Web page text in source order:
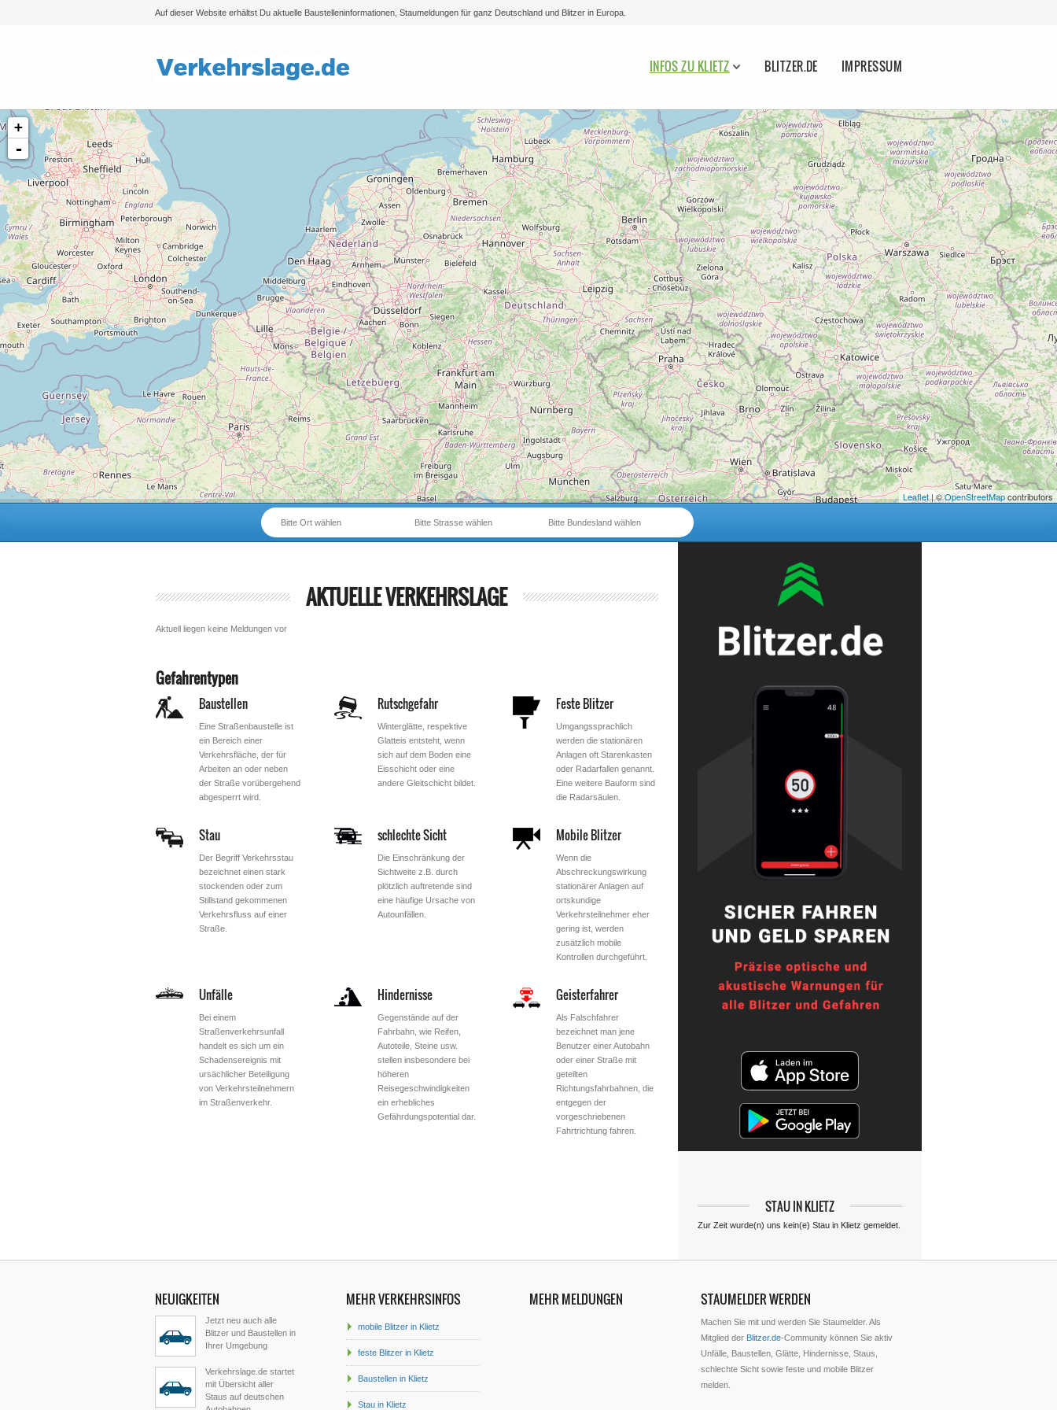
Auf dieser Website erhältst Du aktuelle Baustelleninformationen, Staumeldungen für ganz Deutschland und Blitzer in Europa.
Bitte auswählen
INFOS ZU KLIETZ BLITZER.DE IMPRESSUM
+
-
Leaflet| ©OpenStreetMapcontributors
Bitte Bundesland wählen
Bitte Strasse wählen
Bitte Ort wählen
AKTUELLE VERKEHRSLAGE
Aktuell liegen keine Meldungen vor
Gefahrentypen
Baustellen
Eine Straßenbaustelle ist
ein Bereich einer
Verkehrsfläche, der für
Arbeiten an oder neben
der Straße vorübergehend
abgesperrt wird.
Rutschgefahr
Winterglätte, respektive
Glatteis entsteht, wenn
sich auf dem Boden eine
Eisschicht oder eine
andere Gleitschicht bildet.
Feste Blitzer
Umgangssprachlich
werden die stationären
Anlagen oft Starenkasten
oder Radarfallen genannt.
Eine weitere Bauform sind
die Radarsäulen.
Stau
Der Begriff Verkehrsstau
bezeichnet einen stark
stockenden oder zum
Stillstand gekommenen
Verkehrsfluss auf einer
Straße.
schlechte Sicht
Die Einschränkung der
Sichtweite z.B. durch
plötzlich auftretende sind
eine häufige Ursache von
Autounfällen.
Mobile Blitzer
Wenn die
Abschreckungswirkung
stationärer Anlagen auf
ortskundige
Verkehrsteilnehmer eher
gering ist, werden
zusätzlich mobile
Kontrollen durchgeführt.
Unfälle
Bei einem
Straßenverkehrsunfall
handelt es sich um ein
Schadensereignis mit
ursächlicher Beteiligung
von Verkehrsteilnehmern
im Straßenverkehr.
Hindernisse
Gegenstände auf der
Fahrbahn, wie Reifen,
Autoteile, Steine usw.
stellen insbesondere bei
höheren
Reisegeschwindigkeiten
ein erhebliches
Gefährdungspotential dar.
Geisterfahrer
Als Falschfahrer
bezeichnet man jene
Benutzer einer Autobahn
oder einer Straße mit
geteilten
Richtungsfahrbahnen, die
entgegen der
vorgeschriebenen
Fahrtrichtung fahren.
STAU IN KLIETZ
Zur Zeit wurde(n) uns kein(e) Stau in Klietz gemeldet.
NEUIGKEITEN
Jetzt neu auch alle
Blitzer und Baustellen in
Ihrer Umgebung
Verkehrslage.de startet
mit Übersicht aller
Staus auf deutschen
MEHR VERKEHRSINFOS
mobile Blitzer in Klietz
feste Blitzer in Klietz
Baustellen in Klietz
Stau in Klietz
MEHR MELDUNGEN STAUMELDER WERDEN
Machen Sie mit und werden Sie Staumelder. Als
Mitglied der Blitzer.de-Community können Sie aktiv
Unfälle, Baustellen, Glätte, Hindernisse, Staus,
schlechte Sicht sowie feste und mobile Blitzer
melden.